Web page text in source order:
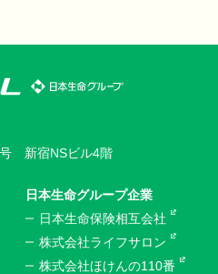
新宿NSビル4階
日本生命グループ企業
日本生命保険相互会社
株式会社ライフサロン
株式会社ほけんの110番